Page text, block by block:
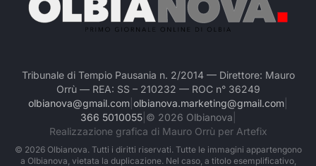
Tribunale di Tempio Pausania n. 2/2014 — Direttore: Mauro
Orrù — REA: SS – 210232 — ROC n° 36249
olbianova@gmail.com olbianova.marketing@gmail.com
366 5010055| © 2026 Olbianova
Realizzazione grafica di Mauro Orrù per Artefix
© 2026Olbianova. Tutti i diritti riservati. Tutte le immagini appartengono
a Olbianova, vietata la duplicazione. Nel caso, a titolo esemplificativo,